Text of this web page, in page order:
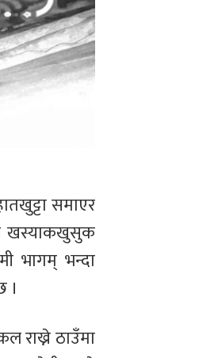
समाएर
खस्याकखुसुक
भागम् भन्दा
।
राख्ने ठाउँमा